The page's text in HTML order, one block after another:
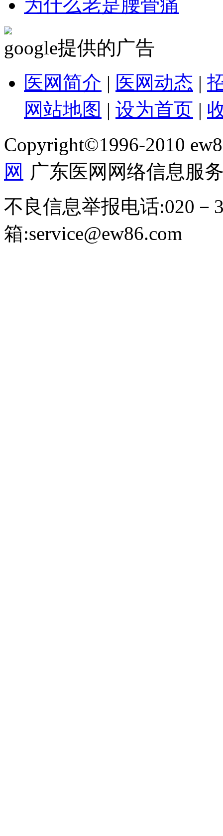
为什么老是腰骨痛
google提供的广告
医网简介 | 医网动态 |
网站地图 | 设为首页 |
Copyright©1996-2010
网 广东医网网络信息服
不良信息举报电话:020－
箱:service@ew86.com